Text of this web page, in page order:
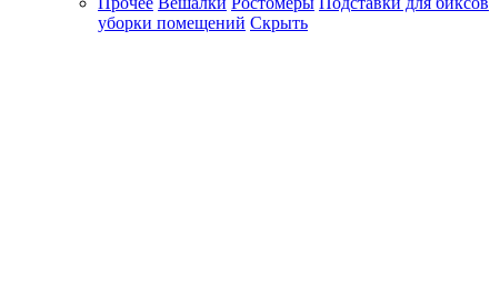
уборки помещений Скрыть